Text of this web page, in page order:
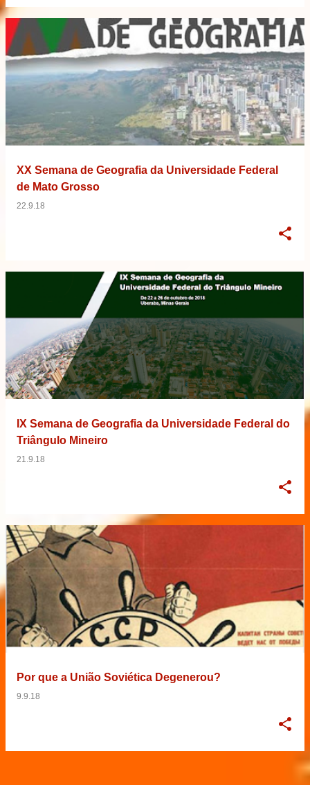
XX Semana de Geografia da Universidade Federal
de Mato Grosso
22.9.18
IX Semana de Geografia da Universidade Federal do
Triângulo Mineiro
21.9.18
Por que a União Soviética Degenerou?
9.9.18